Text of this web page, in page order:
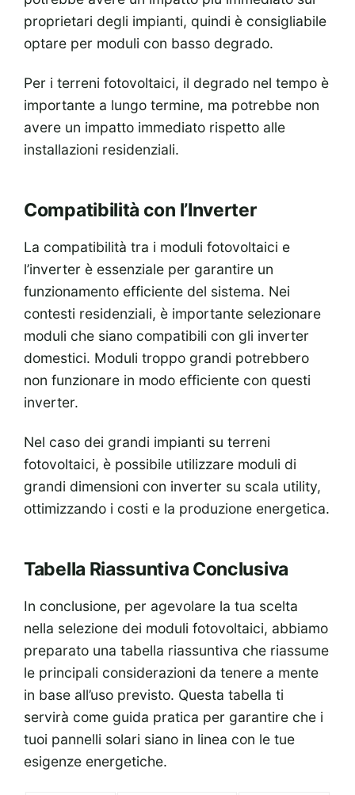
proprietari degli impianti, quindi è consigliabile
optare per moduli con basso degrado.
Per i terreni fotovoltaici, il degrado nel tempo è
importante a lungo termine, ma potrebbe non
avere un impatto immediato rispetto alle
installazioni residenziali.
Compatibilità con l’Inverter
La compatibilità tra i moduli fotovoltaici e
l’inverter è essenziale per garantire un
funzionamento efficiente del sistema. Nei
contesti residenziali, è importante selezionare
moduli che siano compatibili con gli inverter
domestici. Moduli troppo grandi potrebbero
non funzionare in modo efficiente con questi
inverter.
Nel caso dei grandi impianti su terreni
fotovoltaici, è possibile utilizzare moduli di
grandi dimensioni con inverter su scala utility,
ottimizzando i costi e la produzione energetica.
Tabella Riassuntiva Conclusiva
In conclusione, per agevolare la tua scelta
nella selezione dei moduli fotovoltaici, abbiamo
preparato una tabella riassuntiva che riassume
le principali considerazioni da tenere a mente
in base all’uso previsto. Questa tabella ti
servirà come guida pratica per garantire che i
tuoi pannelli solari siano in linea con le tue
esigenze energetiche.